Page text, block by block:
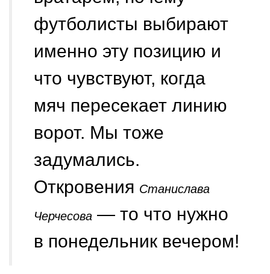
футболисты выбирают
именно эту позицию и
что чувствуют, когда
мяч пересекает линию
ворот. Мы тоже
задумались.
Откровения Станислава
Черчесова — то что нужно
в понедельник вечером!